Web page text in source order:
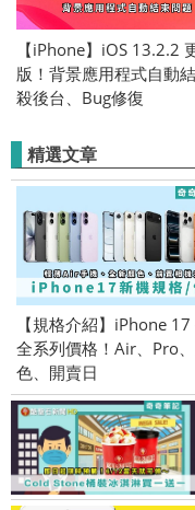
【iPhone】iOS 13.2.2
版！背景應用程式自動結
殺後台、Bug修復
精選文章
【規格介紹】iPhone
全系列價格！Air、Pro
色、開賣日